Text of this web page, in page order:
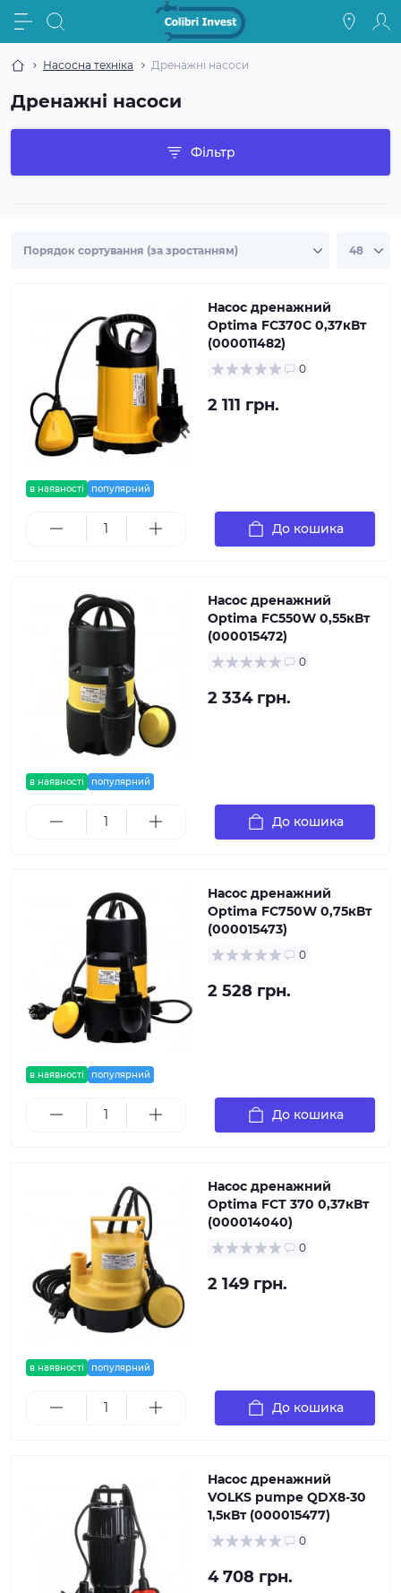
Насосна техніка Дренажні насоси
Дренажні насоси
Фільтр
в наявності популярний
Насос дренажний
Optima FC370C 0,37кВт
(000011482)
0
2 111 грн.
До кошика
в наявності популярний
Насос дренажний
Optima FC550W 0,55кВт
(000015472)
0
2 334 грн.
До кошика
в наявності популярний
Насос дренажний
Optima FC750W 0,75кВт
(000015473)
0
2 528 грн.
До кошика
в наявності популярний
Насос дренажний
Optima FCT 370 0,37кВт
(000014040)
0
2 149 грн.
До кошика
Насос дренажний
VOLKS pumpe QDX8-30
1,5кВт (000015477)
0
4 708 грн.